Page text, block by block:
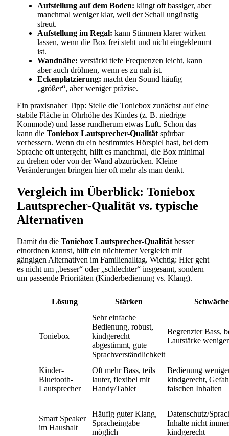
Aufstellung auf dem Boden: klingt oft bassiger, aber
manchmal weniger klar, weil der Schall ungünstig
streut.
Aufstellung im Regal: kann Stimmen klarer wirken
lassen, wenn die Box frei steht und nicht eingeklemmt
ist.
Wandnähe: verstärkt tiefe Frequenzen leicht, kann
aber auch dröhnen, wenn es zu nah ist.
Eckenplatzierung: macht den Sound häufig
„größer“, aber weniger präzise.
Ein praxisnaher Tipp: Stelle die Toniebox zunächst auf eine
stabile Fläche in Ohrhöhe des Kindes (z. B. niedrige
Kommode) und lasse rundherum etwas Luft. Schon das
kann die Toniebox Lautsprecher-Qualität spürbar
verbessern. Wenn du ein bestimmtes Hörspiel hast, bei dem
Sprache oft untergeht, hilft es manchmal, die Box minimal
zu drehen oder von der Wand abzurücken. Kleine
Veränderungen bringen hier oft mehr als man denkt.
Vergleich im Überblick: Toniebox
Lautsprecher-Qualität vs. typische
Alternativen
Damit du die Toniebox Lautsprecher-Qualität besser
einordnen kannst, hilft ein nüchterner Vergleich mit
gängigen Alternativen im Familienalltag. Wichtig: Hier geht
es nicht um „besser“ oder „schlechter“ insgesamt, sondern
um passende Prioritäten (Kinderbedienung vs. Klang).
Lösung Stärken
Toniebox
Sehr einfache
Bedienung, robust,
kindgerecht
abgestimmt, gute
Sprachverständlichkeit
Begrenzter Bass,
Lautstärke
Kinder-
Bluetooth-
Lautsprecher
Oft mehr Bass, teils
lauter, flexibel mit
Handy/Tablet
Bedienung
kindgerecht,
falschen Inhalten
Smart Speaker
im Haushalt
Häufig guter Klang,
Spracheingabe
möglich
Datenschutz/
Inhalte nicht immer
kindgerecht